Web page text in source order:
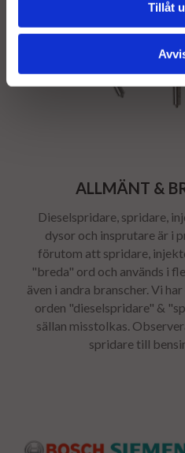
Tillåt
ALLMÄNT &
Dieselspridare, spridare,
dysor och insprutare är i
förutom att spridare,
"breda" ord och används i
även i andra branscher. Vi
orden "dieselspridare" &
sällan misstolkas.
spridare till